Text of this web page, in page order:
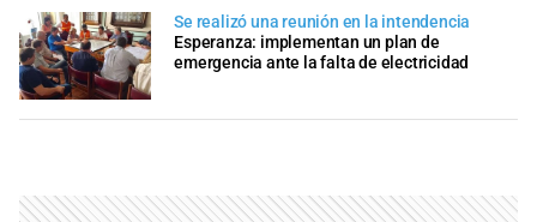
Se realizó una reunión en la intendencia
Esperanza: implementan un plan de
emergencia ante la falta de electricidad